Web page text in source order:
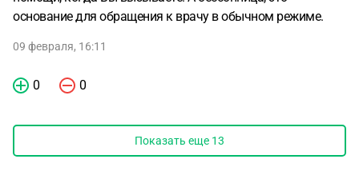
основание для обращения к врачу в обычном режиме.
09 февраля, 16:11
0 0
Показать еще 13